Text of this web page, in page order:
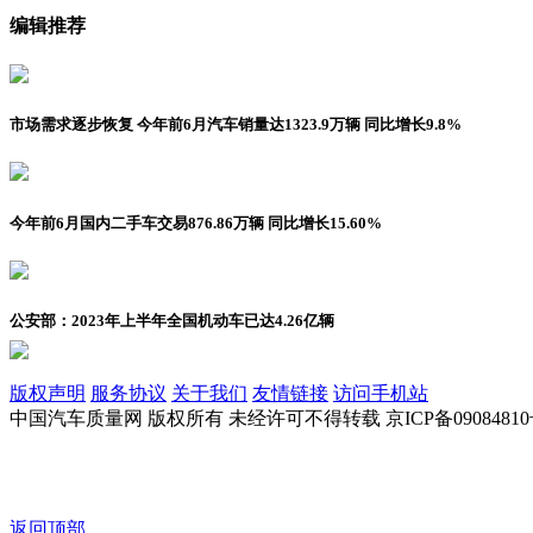
编辑推荐
市场需求逐步恢复 今年前6月汽车销量达1323.9万辆 同比增长9.8%
今年前6月国内二手车交易876.86万辆 同比增长15.60%
公安部：2023年上半年全国机动车已达4.26亿辆
版权声明 服务协议 关于我们 友情链接 访问手机站
中国汽车质量网 版权所有 未经许可不得转载 京ICP备09084810
返回顶部